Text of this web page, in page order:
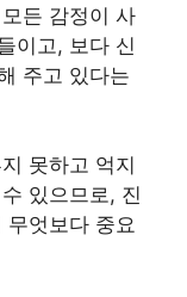
든 감정이 사
이고, 보다 신
주고 있다는
못하고 억지
있으므로, 진
무엇보다 중요